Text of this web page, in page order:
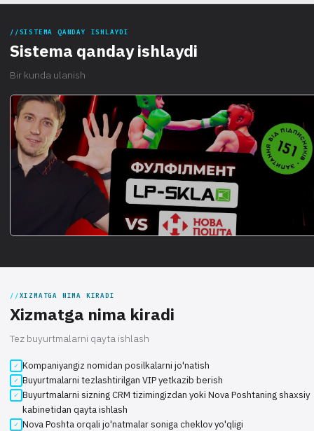
SISTEMA QANDAY ISHLAYDI
Sistema qanday ishlaydi
Bir kunda ulanish
XIZMATGA NIMA KIRADI
Xizmatga nima kiradi
Tez buyurtmalarni qayta ishlash
Kompaniyangiz nomidan posilkalarni jo'natish
Buyurtmalarni tezlashtirilgan VIP yetkazib berish
Buyurtmalarni sizning CRM tizimingizdan yoki Nova Poshtaning shaxsiy
kabinetidan qayta ishlash
Nova Poshta orqali jo'natmalar soniga cheklov yo'qligi